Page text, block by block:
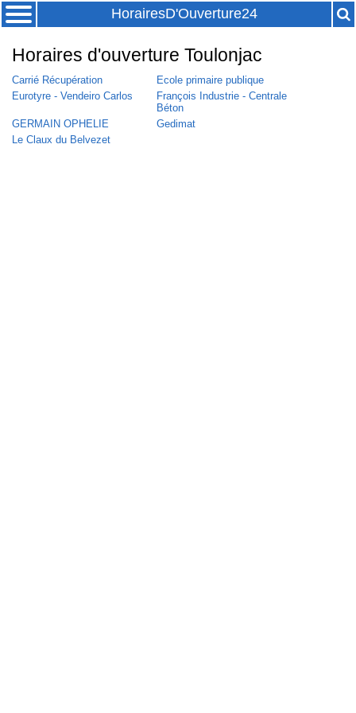
HorairesD'Ouverture24
Horaires d'ouverture Toulonjac
Carrié Récupération
Ecole primaire publique
Eurotyre - Vendeiro Carlos
François Industrie - Centrale
Béton
GERMAIN OPHELIE
Gedimat
Le Claux du Belvezet